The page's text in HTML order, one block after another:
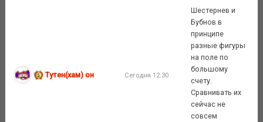
Тутен(хам) он Сегодня 12:30
Шестернев и
Бубнов в
принципе
разные фигуры
на поле по
большому
счету.
Сравнивать их
сейчас не
совсем